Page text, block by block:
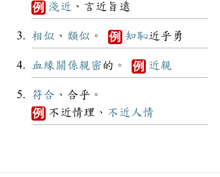
例 淺近 、言近旨遠
相似 、 類似 。 例 知恥近乎勇
血緣關係親密 的。 例 近親
符合 、合乎。
例 不近情理、 不近人情